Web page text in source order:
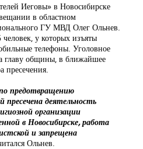
Иеговы» в Новосибирске
в областном
ГУ МВД Олег Ольнев.
у которых изъяты
телефоны. Уголовное
главу общины, в ближайшее
пресечения.
предотвращению
пресечена деятельность
организации
в Новосибирске, работа
и запрещена
Ольнев.